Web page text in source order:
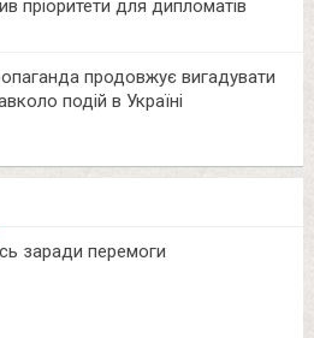
пріоритети для дипломатів
продовжує вигадувати
подій в Україні
заради перемоги